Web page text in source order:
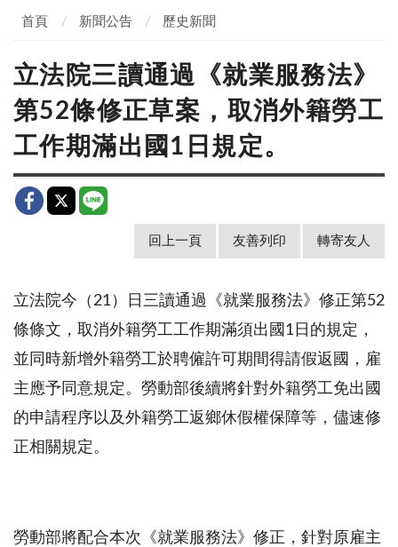
首頁 新聞公告 歷史新聞
立法院三讀通過《就業服務法》
第52條修正草案，取消外籍勞工
工作期滿出國1日規定。
回上一頁 友善列印 轉寄友人
立法院今（21）日三讀通過《就業服務法》修正第52
條條文，取消外籍勞工工作期滿須出國 1 日的規定，
並同時新增外籍勞工於聘僱許可期間得請假返國，雇
主應予同意規定。勞動部後續將針對外籍勞工免出國
的申請程序以及外籍勞工返鄉休假權保障等，儘速修
正相關規定。
勞動部將配合本次《就業服務法》修正，針對原雇主